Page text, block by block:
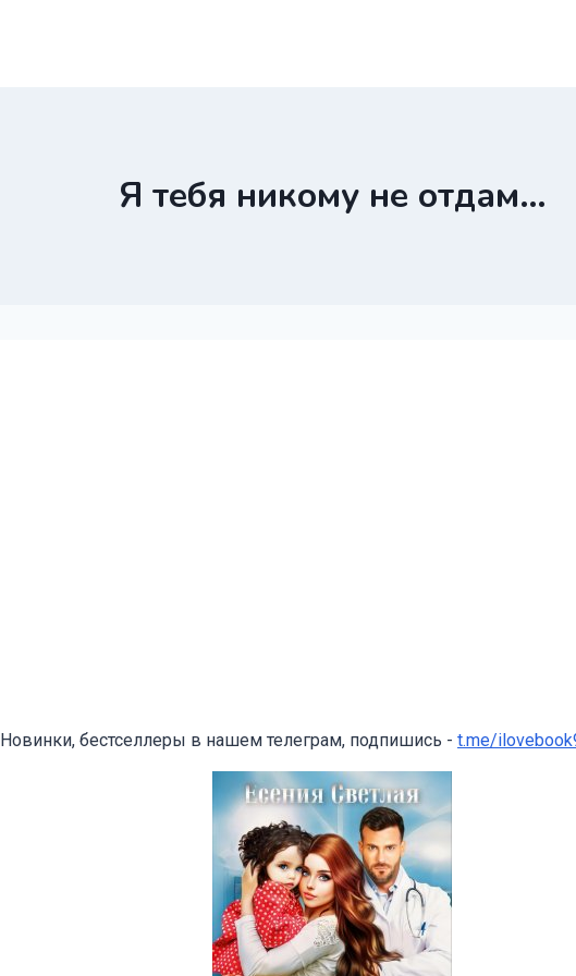
Я тебя никому не отдам…
Новинки, бестселлеры в нашем телеграм, подпишись - t.me/